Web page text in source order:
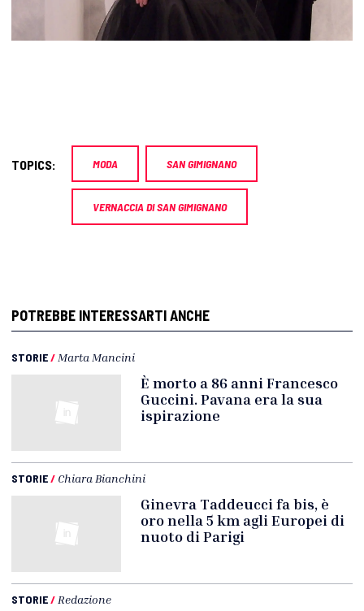
TOPICS: MODA SAN GIMIGNANO
VERNACCIA DI SAN GIMIGNANO
POTREBBE INTERESSARTI ANCHE
STORIE/ Marta Mancini
È morto a 86 anni Francesco
Guccini. Pavana era la sua
ispirazione
STORIE/ Chiara Bianchini
Ginevra Taddeucci fa bis, è
oro nella 5 km agli Europei di
nuoto di Parigi
STORIE/ Redazione